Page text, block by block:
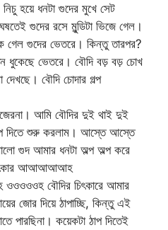
হয়ে ধনটা গুদের মুখে সেট
গুদের রসে মুন্ডিটা ভিজে গেল।
গেল গুদের ভেতরে। কিন্তু তারপর?
ধুকেছে ভেতরে। বৌদি বড় বড় চোখ
বৌদি চোদার গল্প
আমি বৌদির দুই থাই দুই
দিতে শুরু করলাম। আস্তে আস্তে
গুদ আমার ধনটা অল্প অল্প করে
আআআআআহ
বৌদির চিৎকারে আমার
জোর দিয়ে ঠাপাচ্ছি, কিন্তু এই
পারছিনা। কয়েকটা ঠাপ দিতেই